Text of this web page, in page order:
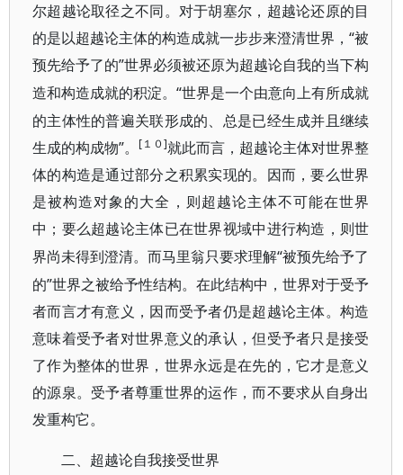
尔超越论取径之不同。对于胡塞尔，超越论还原的目
的是以超越论主体的构造成就一步步来澄清世界，“被
预先给予了的”世界必须被还原为超越论自我的当下构
造和构造成就的积淀。“世界是一个由意向上有所成就
的主体性的普遍关联形成的、总是已经生成并且继续
生成的构成物”。
[１０]就此而言，超越论主体对世界整
体的构造是通过部分之积累实现的。因而，要么世界
是被构造对象的大全，则超越论主体不可能在世界
中；要么超越论主体已在世界视域中进行构造，则世
界尚未得到澄清。而马里翁只要求理解“被预先给予了
的”世界之被给予性结构。在此结构中，世界对于受予
者而言才有意义，因而受予者仍是超越论主体。构造
意味着受予者对世界意义的承认，但受予者只是接受
了作为整体的世界，世界永远是在先的，它才是意义
的源泉。受予者尊重世界的运作，而不要求从自身出
发重构它。
二、超越论自我接受世界